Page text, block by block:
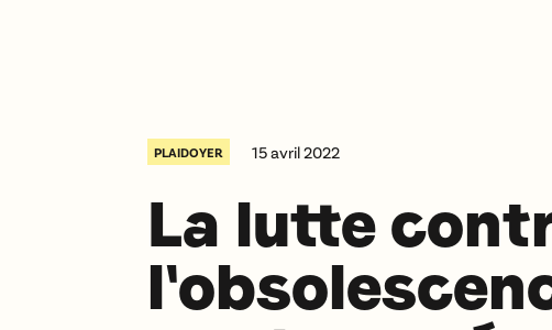
PLAIDOYER 15 avril 2022
La lutte